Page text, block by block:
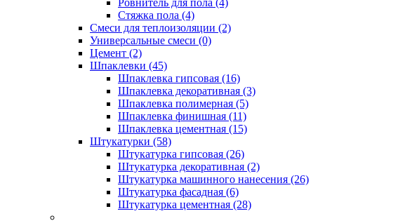
Ровнитель для пола (4)
Стяжка пола (4)
Смеси для теплоизоляции (2)
Универсальные смеси (0)
Цемент (2)
Шпаклевки (45)
Шпаклевка гипсовая (16)
Шпаклевка декоративная (3)
Шпаклевка полимерная (5)
Шпаклевка финишная (11)
Шпаклевка цементная (15)
Штукатурки (58)
Штукатурка гипсовая (26)
Штукатурка декоративная (2)
Штукатурка машинного нанесения (26)
Штукатурка фасадная (6)
Штукатурка цементная (28)